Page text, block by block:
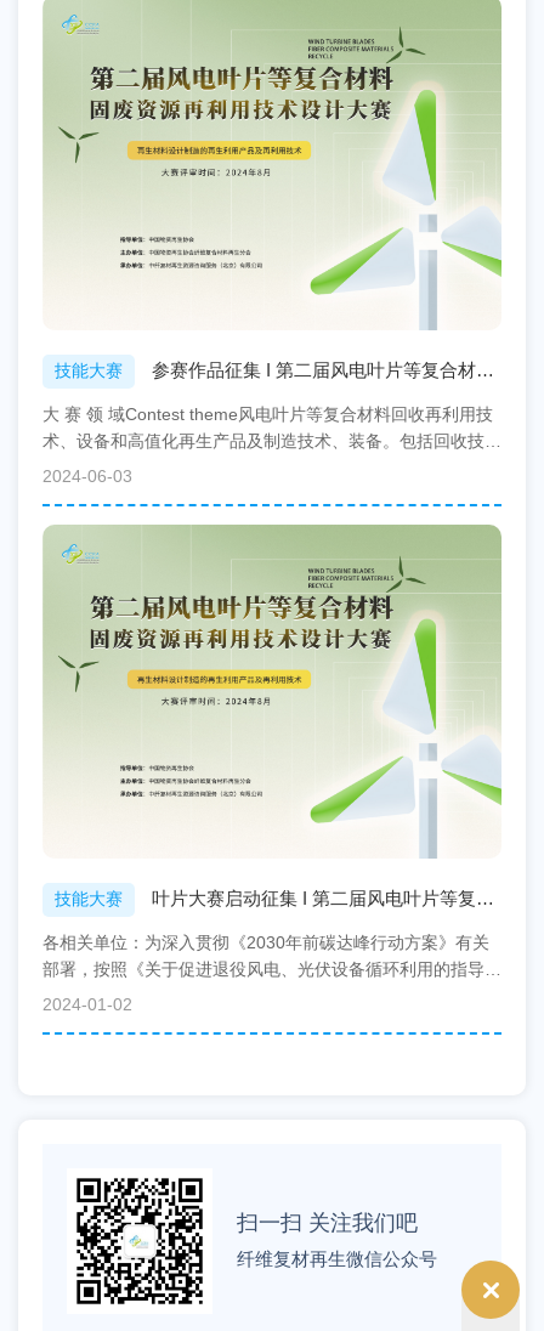
技能大赛
大 赛 领 域Contest theme风电叶片等复合材料回收再利用技
术、设备和高值化再生产品及制造技术、装备。包括回收技
术、回收工艺及装备、环保装备、再生纤维...
2024-06-03
技能大赛
各相关单位：为深入贯彻《2030年前碳达峰行动方案》有关
部署，按照《关于促进退役风电、光伏设备循环利用的指导意
见》，加快构建废弃物循环利用体系，实现资源循环利用...
2024-01-02
扫一扫 关注我们吧
纤维复材再生微信公众号